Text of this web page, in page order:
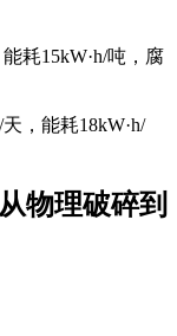
耗15kW·h/吨，腐
，能耗18kW·h/
物理破碎到